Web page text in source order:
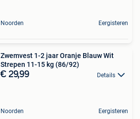
Noorden Eergisteren
Zwemvest 1-2 jaar Oranje Blauw Wit
Strepen 11-15 kg (86/92)
€ 29,99 Details
Noorden Eergisteren